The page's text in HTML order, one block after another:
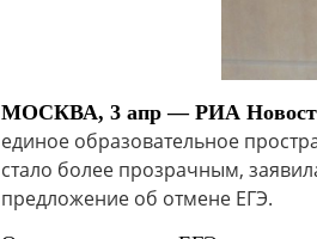
МОСКВА, 3 апр — РИА
единое образовательное
стало более прозрачным,
предложение об отмене ЕГЭ.